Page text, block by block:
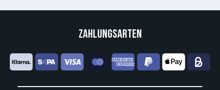
Zahlungsarten